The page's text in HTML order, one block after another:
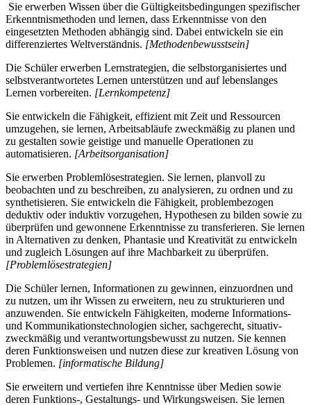
Sie erwerben Wissen über die Gültigkeitsbedingungen spezifischer
Erkenntnismethoden und lernen, dass Erkenntnisse von den
eingesetzten Methoden abhängig sind. Dabei entwickeln sie ein
differenziertes Weltverständnis. [Methodenbewusstsein]
Die Schüler erwerben Lernstrategien, die selbstorganisiertes und
selbstverantwortetes Lernen unterstützen und auf lebenslanges
Lernen vorbereiten. [Lernkompetenz]
Sie entwickeln die Fähigkeit, effizient mit Zeit und Ressourcen
umzugehen, sie lernen, Arbeitsabläufe zweckmäßig zu planen und
zu gestalten sowie geistige und manuelle Operationen zu
automatisieren. [Arbeitsorganisation]
Sie erwerben Problemlösestrategien. Sie lernen, planvoll zu
beobachten und zu beschreiben, zu analysieren, zu ordnen und zu
synthetisieren. Sie entwickeln die Fähigkeit, problembezogen
deduktiv oder induktiv vorzugehen, Hypothesen zu bilden sowie zu
überprüfen und gewonnene Erkenntnisse zu transferieren. Sie lernen
in Alternativen zu denken, Phantasie und Kreativität zu entwickeln
und zugleich Lösungen auf ihre Machbarkeit zu überprüfen.
[Problemlösestrategien]
Die Schüler lernen, Informationen zu gewinnen, einzuordnen und
zu nutzen, um ihr Wissen zu erweitern, neu zu strukturieren und
anzuwenden. Sie entwickeln Fähigkeiten, moderne Informations-
und Kommunikationstechnologien sicher, sachgerecht, situativ-
zweckmäßig und verantwortungsbewusst zu nutzen. Sie kennen
deren Funktionsweisen und nutzen diese zur kreativen Lösung von
Problemen. [informatische Bildung]
Sie erweitern und vertiefen ihre Kenntnisse über Medien sowie
deren Funktions-, Gestaltungs- und Wirkungsweisen. Sie lernen